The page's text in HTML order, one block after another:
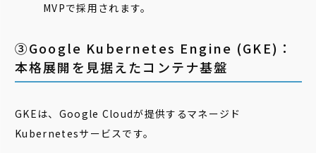
MVPで採用されます。
③Google Kubernetes Engine (GKE)：
本格展開を見据えたコンテナ基盤
GKEは、Google Cloudが提供するマネージド
Kubernetesサービスです。